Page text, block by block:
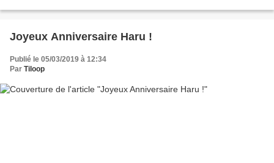
Joyeux Anniversaire Haru !
Publié le 05/03/2019 à 12:34
Par Tiloop